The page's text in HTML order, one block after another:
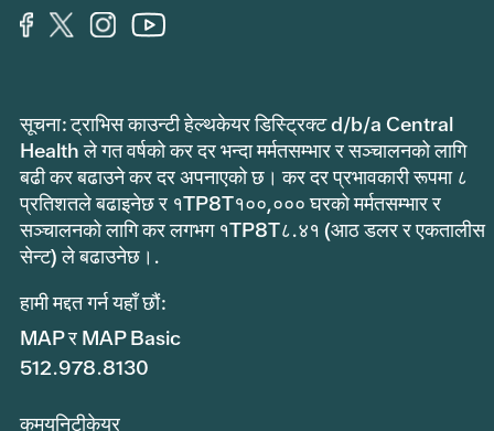
सूचना: ट्राभिस काउन्टी हेल्थकेयर डिस्ट्रिक्ट d/b/a Central
Health ले गत वर्षको कर दर भन्दा मर्मतसम्भार र सञ्चालनको लागि
बढी कर बढाउने कर दर अपनाएको छ। कर दर प्रभावकारी रूपमा ८
प्रतिशतले बढाइनेछ र १TP8T१००,००० घरको मर्मतसम्भार र
सञ्चालनको लागि कर लगभग १TP8T८.४१ (आठ डलर र एकतालीस
सेन्ट) ले बढाउनेछ।.
हामी मद्दत गर्न यहाँ छौं:
MAP र MAP Basic
512.978.8130
कमयुनिटीकेयर